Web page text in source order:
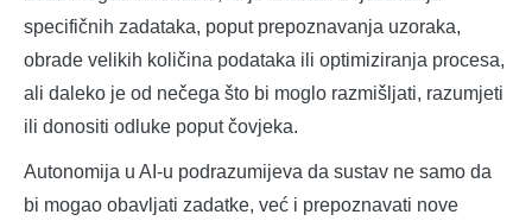
specifičnih zadataka, poput prepoznavanja uzoraka,
obrade velikih količina podataka ili optimiziranja procesa,
ali daleko je od nečega što bi moglo razmišljati, razumjeti
ili donositi odluke poput čovjeka.
Autonomija u AI-u podrazumijeva da sustav ne samo da
bi mogao obavljati zadatke, već i prepoznavati nove